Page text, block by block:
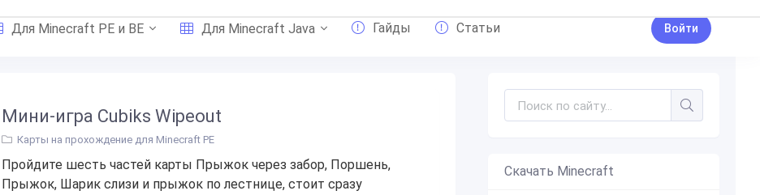
Для Minecraft PE и BE Для Minecraft Java Гайды Статьи Войти
Мини-игра Cubiks Wipeout
Карты на прохождение для Minecraft PE
Пройдите шесть частей карты Прыжок через забор, Поршень,
Прыжок, Шарик слизи и прыжок по лестнице, стоит сразу
Скачать Minecraft